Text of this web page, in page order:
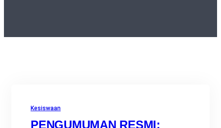
Kesiswaan
PENGUMUMAN RESMI: